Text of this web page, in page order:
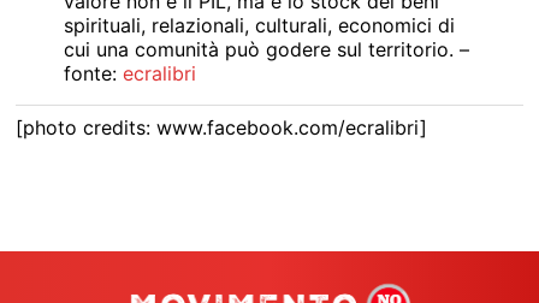
spirituali, relazionali, culturali, economici di
cui una comunità può godere sul territorio. –
fonte:ecralibri
[photo credits: www.facebook.com/ecralibri]